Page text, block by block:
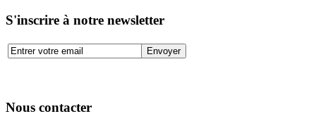
S'inscrire à notre newsletter
Nous contacter